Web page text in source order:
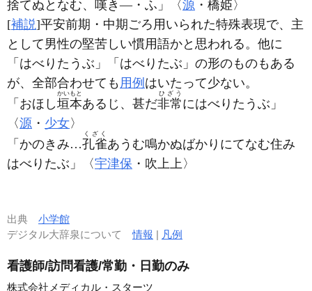
捨てぬとなむ、嘆き―・ふ」〈源 ・橋姫〉
[補説]平安前期・中期ごろ用いられた特殊表現で、主
として男性の堅苦しい慣用語かと思われる。他に
「はべりたうぶ」「はべりたぶ」の形のものもある
が、全部合わせても 用例 はいたって少ない。
「おほし垣本
かいもと
あるじ、甚だ非常
ひざう
にはべりたうぶ」
〈源 ・ 少女〉
「かのきみ…孔雀
くざく
あうむ鳴かぬばかりにてなむ住み
はべりたぶ」〈宇津保 ・吹上上〉
出典 小学館
デジタル大辞泉について情報 | 凡例
看護師/訪問看護/常勤・日勤のみ
株式会社メディカル・スターツ